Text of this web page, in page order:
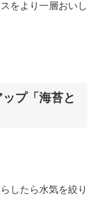
をより一層おいし
プ「海苔と
したら水気を絞り